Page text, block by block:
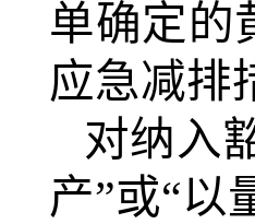
单确定的
应急减排
对纳入
产”或“以